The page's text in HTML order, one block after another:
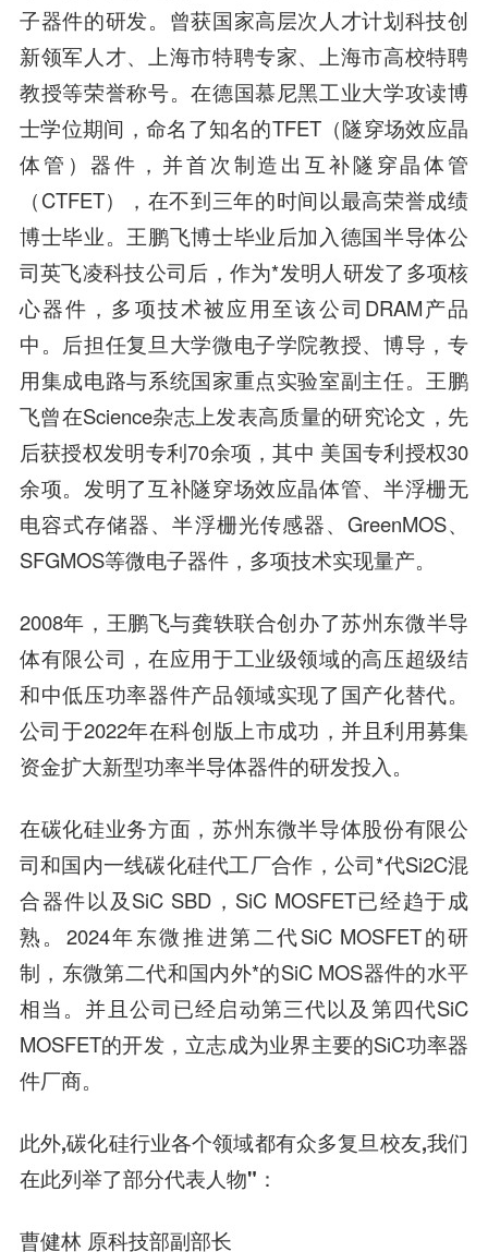
子器件的研发。曾获国家高层次人才计划科技创
新领军人才、上海市特聘专家、上海市高校特聘
教授等荣誉称号。在德国慕尼黑工业大学攻读博
士学位期间，命名了知名的TFET（隧穿场效应晶
体管）器件，并首次制造出互补隧穿晶体管
（CTFET），在不到三年的时间以最高荣誉成绩
博士毕业。王鹏飞博士毕业后加入德国半导体公
司英飞凌科技公司后，作为*发明人研发了多项核
心器件，多项技术被应用至该公司DRAM产品
中。后担任复旦大学微电子学院教授、博导，专
用集成电路与系统国家重点实验室副主任。王鹏
飞曾在Science杂志上发表高质量的研究论文，先
后获授权发明专利70余项，其中 美国专利授权30
余项。发明了互补隧穿场效应晶体管、半浮栅无
电容式存储器、半浮栅光传感器、GreenMOS、
SFGMOS等微电子器件，多项技术实现量产。
2008年，王鹏飞与龚轶联合创办了苏州东微半导
体有限公司，在应用于工业级领域的高压超级结
和中低压功率器件产品领域实现了国产化替代。
公司于2022年在科创版上市成功，并且利用募集
资金扩大新型功率半导体器件的研发投入。
在碳化硅业务方面，苏州东微半导体股份有限公
司和国内一线碳化硅代工厂合作，公司*代Si2C混
合器件以及SiC SBD，SiC MOSFET已经趋于成
熟。2024年东微推进第二代SiC MOSFET的研
制，东微第二代和国内外*的SiC MOS器件的水平
相当。并且公司已经启动第三代以及第四代SiC
MOSFET的开发，立志成为业界主要的SiC功率器
件厂商。
此外,碳化硅行业各个领域都有众多复旦校友,我们
在此列举了部分代表人物"：
曹健林 原科技部副部长